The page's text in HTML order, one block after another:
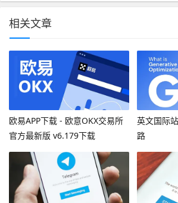
相关文章
欧易APP下载 - 欧意OKX交易所
官方最新版 v6.179下载
英文国际
路